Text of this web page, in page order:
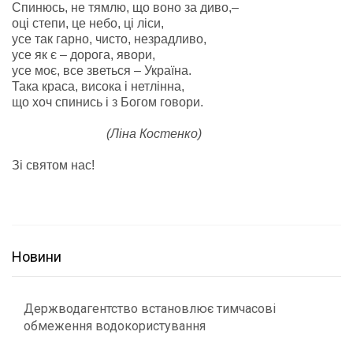
Спинюсь, не тямлю, що воно за диво,–
оці степи, це небо, ці ліси,
усе так гарно, чисто, незрадливо,
усе як є – дорога, явори,
усе моє, все зветься – Україна.
Така краса, висока і нетлінна,
що хоч спинись і з Богом говори.
(Ліна Костенко)
Зі святом нас!
Новини
Держводагентство встановлює тимчасові
обмеження водокористування